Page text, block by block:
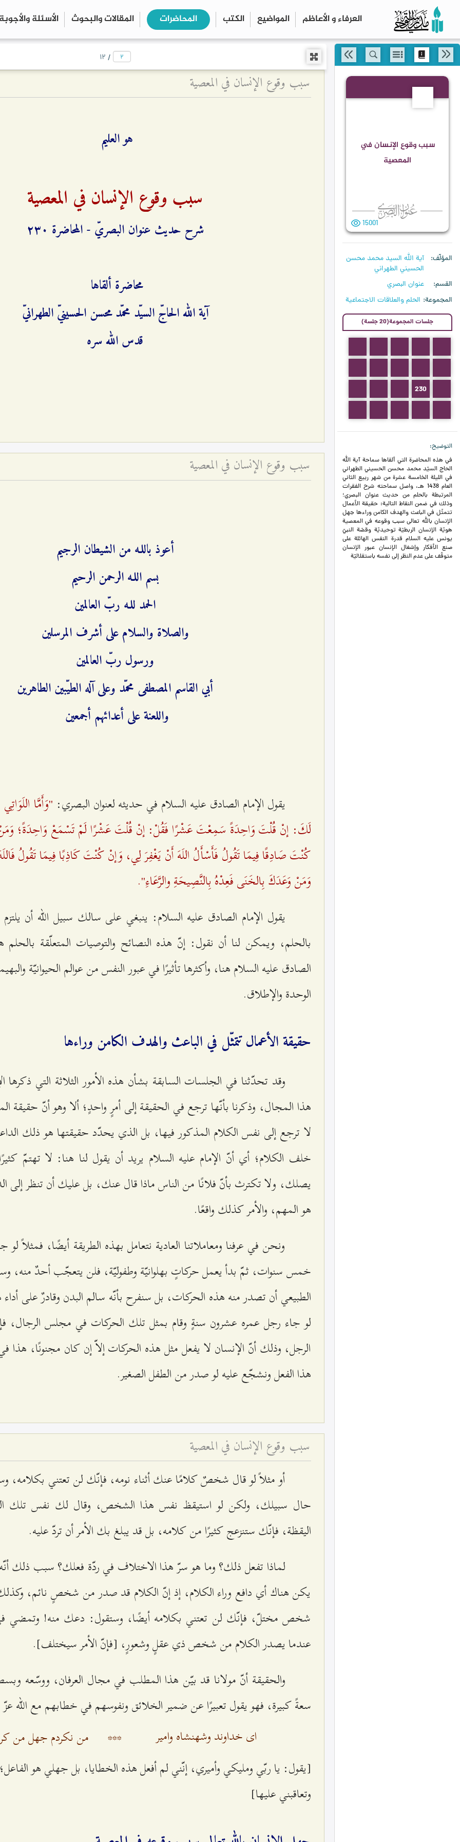
العرفاء و الأعاظم المواضیع الكتب المحاضرات المقالات والبحوث الأسئلة search
close
سبب وقوع الإنسان في
المعصية
15001
المؤلّف
آية الله السيد محمد محسن
الحسيني الطهراني
القسم
عنوان البصري
المجموعة الحلم والعلاقات الاجتماعية
جلسات المجموعة(20 جلسة)
230
التوضيح
في هذه المحاضرة التي ألقاها سماحة آية الله
الحاج السيّد محمد محسن الحسيني الطهراني
في الليلة الخامسة عشرة من شهر ربيع الثاني
العام 1438 هـ، واصل سماحته شرح الفقرات
المرتبطة بالحلم من حديث عنوان البصري؛
وذلك في ضمن النقاط التالية: حقيقة الأعمال
تتمثّل في الباعث والهدف الكامن وراءها جهل
الإنسان بالله تعالى سبب وقوعه في المعصية
هويّة الإنسان الربطيّة توحيديّة وقصّة النبيّ
يونس عليه السلام قدرة النفس الهائلة على
صنع الأفكار وإشغال الإنسان عبور الإنسان
متوقّف على عدم النظر إلى نفسه باستقلاليّة
/ ۱۲
سبب وقوع الإنسان في المعصية
هو العليم
سبب وقوع الإنسان في المعصية
شرح حديث عنوان البصريّ - المحاضرة ٢٣۰
محاضرة ألقاها
آية الله الحاجّ السيّد محمّد محسن الحسينيّ الطهرانيّ
قدس الله سره
سبب وقوع الإنسان في المعصية
أعوذ باللـه من الشيطان الرجيم
بسم اللـه الرحمن الرحيم
الحمد للـه ربّ العالمين
والصلاة والسلام على أشرف المرسلين
ورسول ربّ العالمين
أبي القاسم المصطفى محمّد وعلى آله الطيّبين الطاهرين
واللعنة على أعدائهم أجمعين
يقول الإمام الصادق عليه السلام في حديثه لعنوان البصري: "وَأَمَّا
لَكَ: إنْ قُلْتَ وَاحِدَةً سَمِعْتَ عَشْرًا فَقُلْ: إنْ قُلْتَ عَشْرًا لَمْ تَسْمَعْ وَاحِدَةً؛
كُنْتَ صَادِقًا فِيمَا تَقُولُ فَأَسْأَلُ اللَهَ أَنْ يَغْفِرَ لِي، وَإنْ كُنْتَ كَاذِبًا فِيمَا تَقُولُ
وَمَنْ وَعَدَكَ بِالخَنَى فَعِدْهُ بِالنَّصِيحَةِ والرَّعَاءِ".
يقول الإمام الصادق عليه السلام: ينبغي على سالك سبيل الله أن يلتزم
بالحلم، ويمكن لنا أن نقول: إنّ هذه النصائح والتوصيات المتعلّقة بالحلم
الصادق عليه السلام هنا، وأكثرها تأثيرًا في عبور النفس من عوالم الحيوانيّة
الوحدة والإطلاق.
حقيقة الأعمال تتمثّل في الباعث والهدف الكامن وراءها
وقد تحدّثنا في الجلسات السابقة بشأن هذه الأمور الثلاثة التي ذكرها
هذا المجال، وذكرنا بأنّها ترجع في الحقيقة إلى أمرٍ واحدٍ؛ ألا وهو أنّ حقيقة
لا ترجع إلى نفس الكلام المذكور فيها، بل الذي يحدّد حقيقتها هو ذلك
خلف الكلام؛ أي أنّ الإمام عليه السلام يريد أن يقول لنا هنا: لا تهتمّ
يصلك، ولا تكترث بأنّ فلانًا من الناس ماذا قال عنك، بل عليك أن تنظر إلى
هو المهم، والأمر كذلك واقعًا.
ونحن في عرفنا ومعاملاتنا العادية نتعامل بهذه الطريقة أيضًا، فمثلاً
خمس سنوات، ثمّ بدأ يعمل حركاتٍ بهلوانيّة وطفوليّة، فلن يتعجّب أحدٌ منه،
الطبيعي أن تصدر منه هذه الحركات، بل سنفرح بأنّه سالم البدن وقادرٌ على
لو جاء رجل عمره عشرون سنةٍ وقام بمثل تلك الحركات في مجلس الرجال،
الرجل، وذلك أنّ الإنسان لا يفعل مثل هذه الحركات إلاّ إن كان مجنونًا، هذا
هذا الفعل ونشجّع عليه لو صدر من الطفل الصغير.
سبب وقوع الإنسان في المعصية
أو مثلاً لو قال شخصٌ كلامًا عنك أثناء نومه، فإنّك لن تعتني
حال سبيلك، ولكن لو استيقظ نفس هذا الشخص، وقال لك نفس تلك
اليقظة، فإنّك ستنزعج كثيرًا من كلامه، بل قد يبلغ بك الأمر أن تردّ عليه.
لماذا تفعل ذلك؟ وما هو سرّ هذا الاختلاف في ردّة فعلك؟ سبب ذلك أنّه
يكن هناك أي دافع وراء الكلام، إذ إنّ الكلام قد صدر من شخصٍ نائم،
شخص مختلّ، فإنّك لن تعتني بكلامه أيضًا، وستقول: دعك منه! وتمضي
عندما يصدر الكلام من شخص ذي عقلٍ وشعورٍ، [فإنّ الأمر سيختلف].
والحقيقة أنّ مولانا قد بيّن هذا المطلب في مجال العرفان، ووسّعه
سعةً كبيرة، فهو يقول تعبيرًا عن ضمير الخلائق ونفوسهم في خطابهم مع الله
ای خداوند وشهنشاه وامیر
***
من نکردم جهل من
[يقول: يا ربّي ومليكي وأميري، إنّني لم أفعل هذه الخطايا، بل جهلي هو
وتعاقبني عليها]